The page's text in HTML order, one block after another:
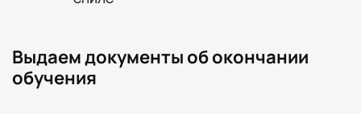
Выдаем документы об окончании
обучения